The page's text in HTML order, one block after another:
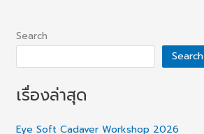
Search
Search
เรื่องล่าสุด
Eye Soft Cadaver Workshop 2026